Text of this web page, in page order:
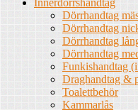
Innerdörrshandtag
Dörrhandtag
Dörrhandtag
Dörrhandtag
Dörrhandtag
Funkishandtag
Draghandtag &
Toalettbehör
Kammarlås